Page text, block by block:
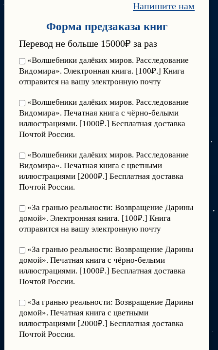
Напишите нам
Форма предзаказа книг
Перевод не больше 15000₽ за раз
«Волшебники далёких миров. Расследование
Видомира». Электронная книга. [100₽.] Книга
отправится на вашу электронную почту
«Волшебники далёких миров. Расследование
Видомира». Печатная книга с чёрно-белыми
иллюстрациями. [1000₽.] Бесплатная доставка
Почтой России.
«Волшебники далёких миров. Расследование
Видомира». Печатная книга с цветными
иллюстрациями [2000₽.] Бесплатная доставка
Почтой России.
«За гранью реальности: Возвращение Дарины
домой». Электронная книга. [100₽.] Книга
отправится на вашу электронную почту
«За гранью реальности: Возвращение Дарины
домой». Печатная книга с чёрно-белыми
иллюстрациями. [1000₽.] Бесплатная доставка
Почтой России.
«За гранью реальности: Возвращение Дарины
домой». Печатная книга с цветными
иллюстрациями [2000₽.] Бесплатная доставка
Почтой России.